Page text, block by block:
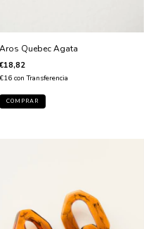
Aros Quebec Agata
€16 con Transferencia